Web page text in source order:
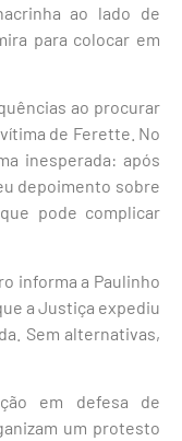
ao lado de
para colocar em
ao procurar
de Ferette. No
inesperada: após
depoimento sobre
pode complicar
informa a Paulinho
a Justiça expediu
Sem alternativas,
em defesa de
um protesto